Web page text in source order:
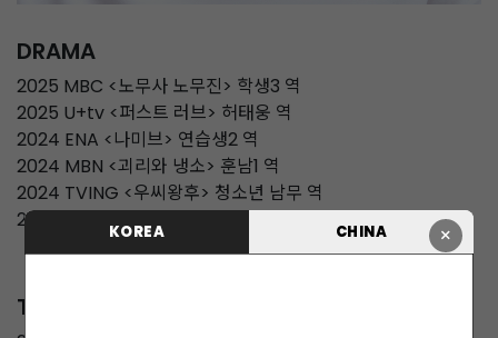
×
KOREA CHINA
DRAMA
2025 MBC <노무사 노무진> 학생3 역
2025 U+tv <퍼스트 러브> 허태웅 역
2024 ENA <나미브> 연습생2 역
2024 MBN <괴리와 냉소> 훈남1 역
2024 TVING <우씨왕후> 청소년 남무 역
2022 웹드라마 <무장해제 로맨스> 조단 역
TV